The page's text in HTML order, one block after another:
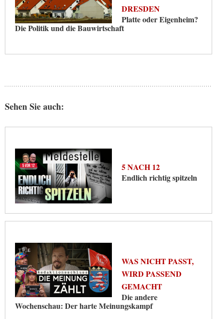
DRESDEN
Platte oder Eigenheim?
Die Politik und die Bauwirtschaft
Sehen Sie auch:
5 NACH 12
Endlich richtig spitzeln
WAS NICHT PASST,
WIRD PASSEND
GEMACHT
Die andere
Wochenschau: Der harte Meinungskampf